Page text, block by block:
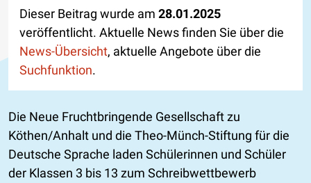
Dieser Beitrag wurde am 28.01.2025
veröffentlicht. Aktuelle News finden Sie über die
News-Übersicht, aktuelle Angebote über die
Suchfunktion.
Die Neue Fruchtbringende Gesellschaft zu
Köthen/Anhalt und die Theo-Münch-Stiftung für die
Deutsche Sprache laden Schülerinnen und Schüler
der Klassen 3 bis 13 zum Schreibwettbewerb